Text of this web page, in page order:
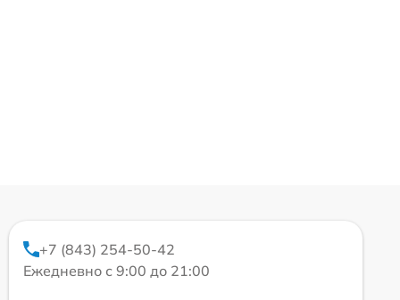
+7 (843) 254-50-42
Ежедневно с 9:00 до 21:00